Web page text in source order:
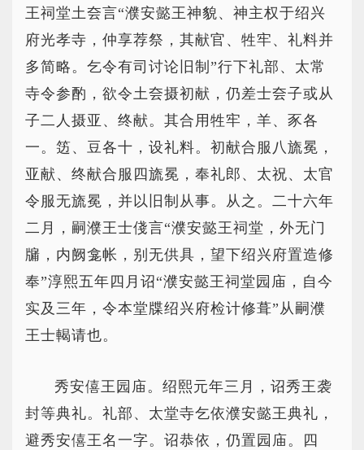
王祠堂土夽言“濮安懿王神貌、神主权于绍兴
府光孝寺，仲享荐祭，其献官、牲牢、礼料并
多简略。乞令有司讨论旧制”行下礼部、太常
寺令参酌，欲令土夽摄初献，仍差士夽子或从
子二人摄亚、终献。其合用牲牢，羊、豕各
一。笾、豆各十，设礼料。初献合服八旒冕，
亚献、终献合服四旒冕，奉礼郎、太祝、太官
令服无旒冕，并以旧制从事。从之。二十六年
二月，嗣濮王士俴言“濮安懿王祠堂，外无门
牖，内阙龛帐，别无供具，望下绍兴府置造修
奉”淳熙五年四月诏“濮安懿王祠堂园庙，自今
实及三年，令本堂牒绍兴府检计修葺”从嗣濮
王士輵请也。
秀安僖王园庙。绍熙元年三月，诏秀王袭
封等典礼。礼部、太堂寺乞依濮安懿王典礼，
避秀安僖王名一字。诏恭依，仍置园庙。四